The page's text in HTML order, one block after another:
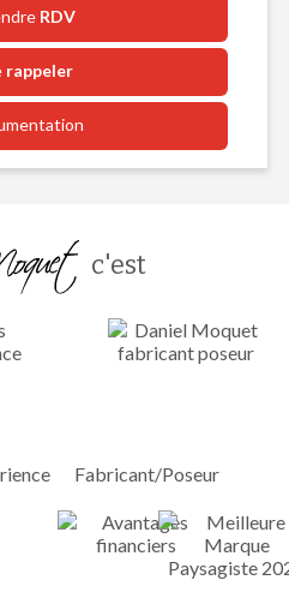
RDV
rappeler
c'est
Fabricant/Poseur